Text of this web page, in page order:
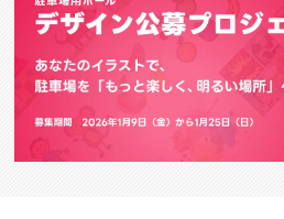
クリエイター求人を探す
CREATIVE JOB求人検索
特集求人
採用説明会
転職支援サービス
CONTENTS